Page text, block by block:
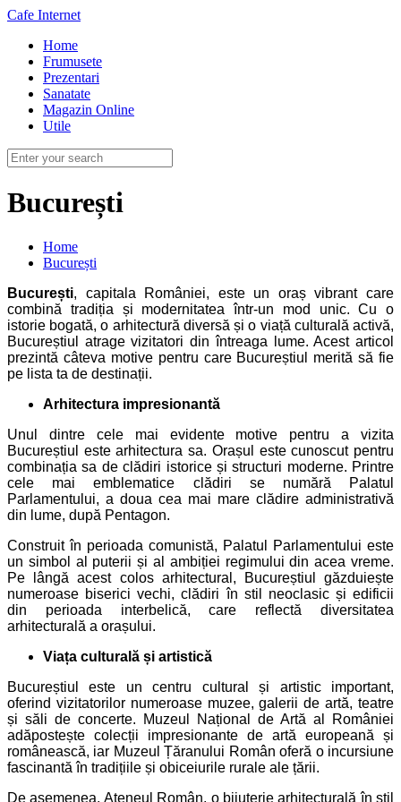
Cafe Internet
Home
Frumusete
Prezentari
Sanatate
Magazin Online
Utile
București
Home
București
București, capitala României, este un oraș vibrant care
combină tradiția și modernitatea într-un mod unic. Cu o
istorie bogată, o arhitectură diversă și o viață culturală activă,
Bucureștiul atrage vizitatori din întreaga lume. Acest articol
prezintă câteva motive pentru care Bucureștiul merită să fie
pe lista ta de destinații.
Arhitectura impresionantă
Unul dintre cele mai evidente motive pentru a vizita
Bucureștiul este arhitectura sa. Orașul este cunoscut pentru
combinația sa de clădiri istorice și structuri moderne. Printre
cele mai emblematice clădiri se numără Palatul
Parlamentului, a doua cea mai mare clădire administrativă
din lume, după Pentagon.
Construit în perioada comunistă, Palatul Parlamentului este
un simbol al puterii și al ambiției regimului din acea vreme.
Pe lângă acest colos arhitectural, Bucureștiul găzduiește
numeroase biserici vechi, clădiri în stil neoclasic și edificii
din perioada interbelică, care reflectă diversitatea
arhitecturală a orașului.
Viața culturală și artistică
Bucureștiul este un centru cultural și artistic important,
oferind vizitatorilor numeroase muzee, galerii de artă, teatre
și săli de concerte. Muzeul Național de Artă al României
adăpostește colecții impresionante de artă europeană și
românească, iar Muzeul Țăranului Român oferă o incursiune
fascinantă în tradițiile și obiceiurile rurale ale țării.
De asemenea, Ateneul Român, o bijuterie arhitecturală în stil